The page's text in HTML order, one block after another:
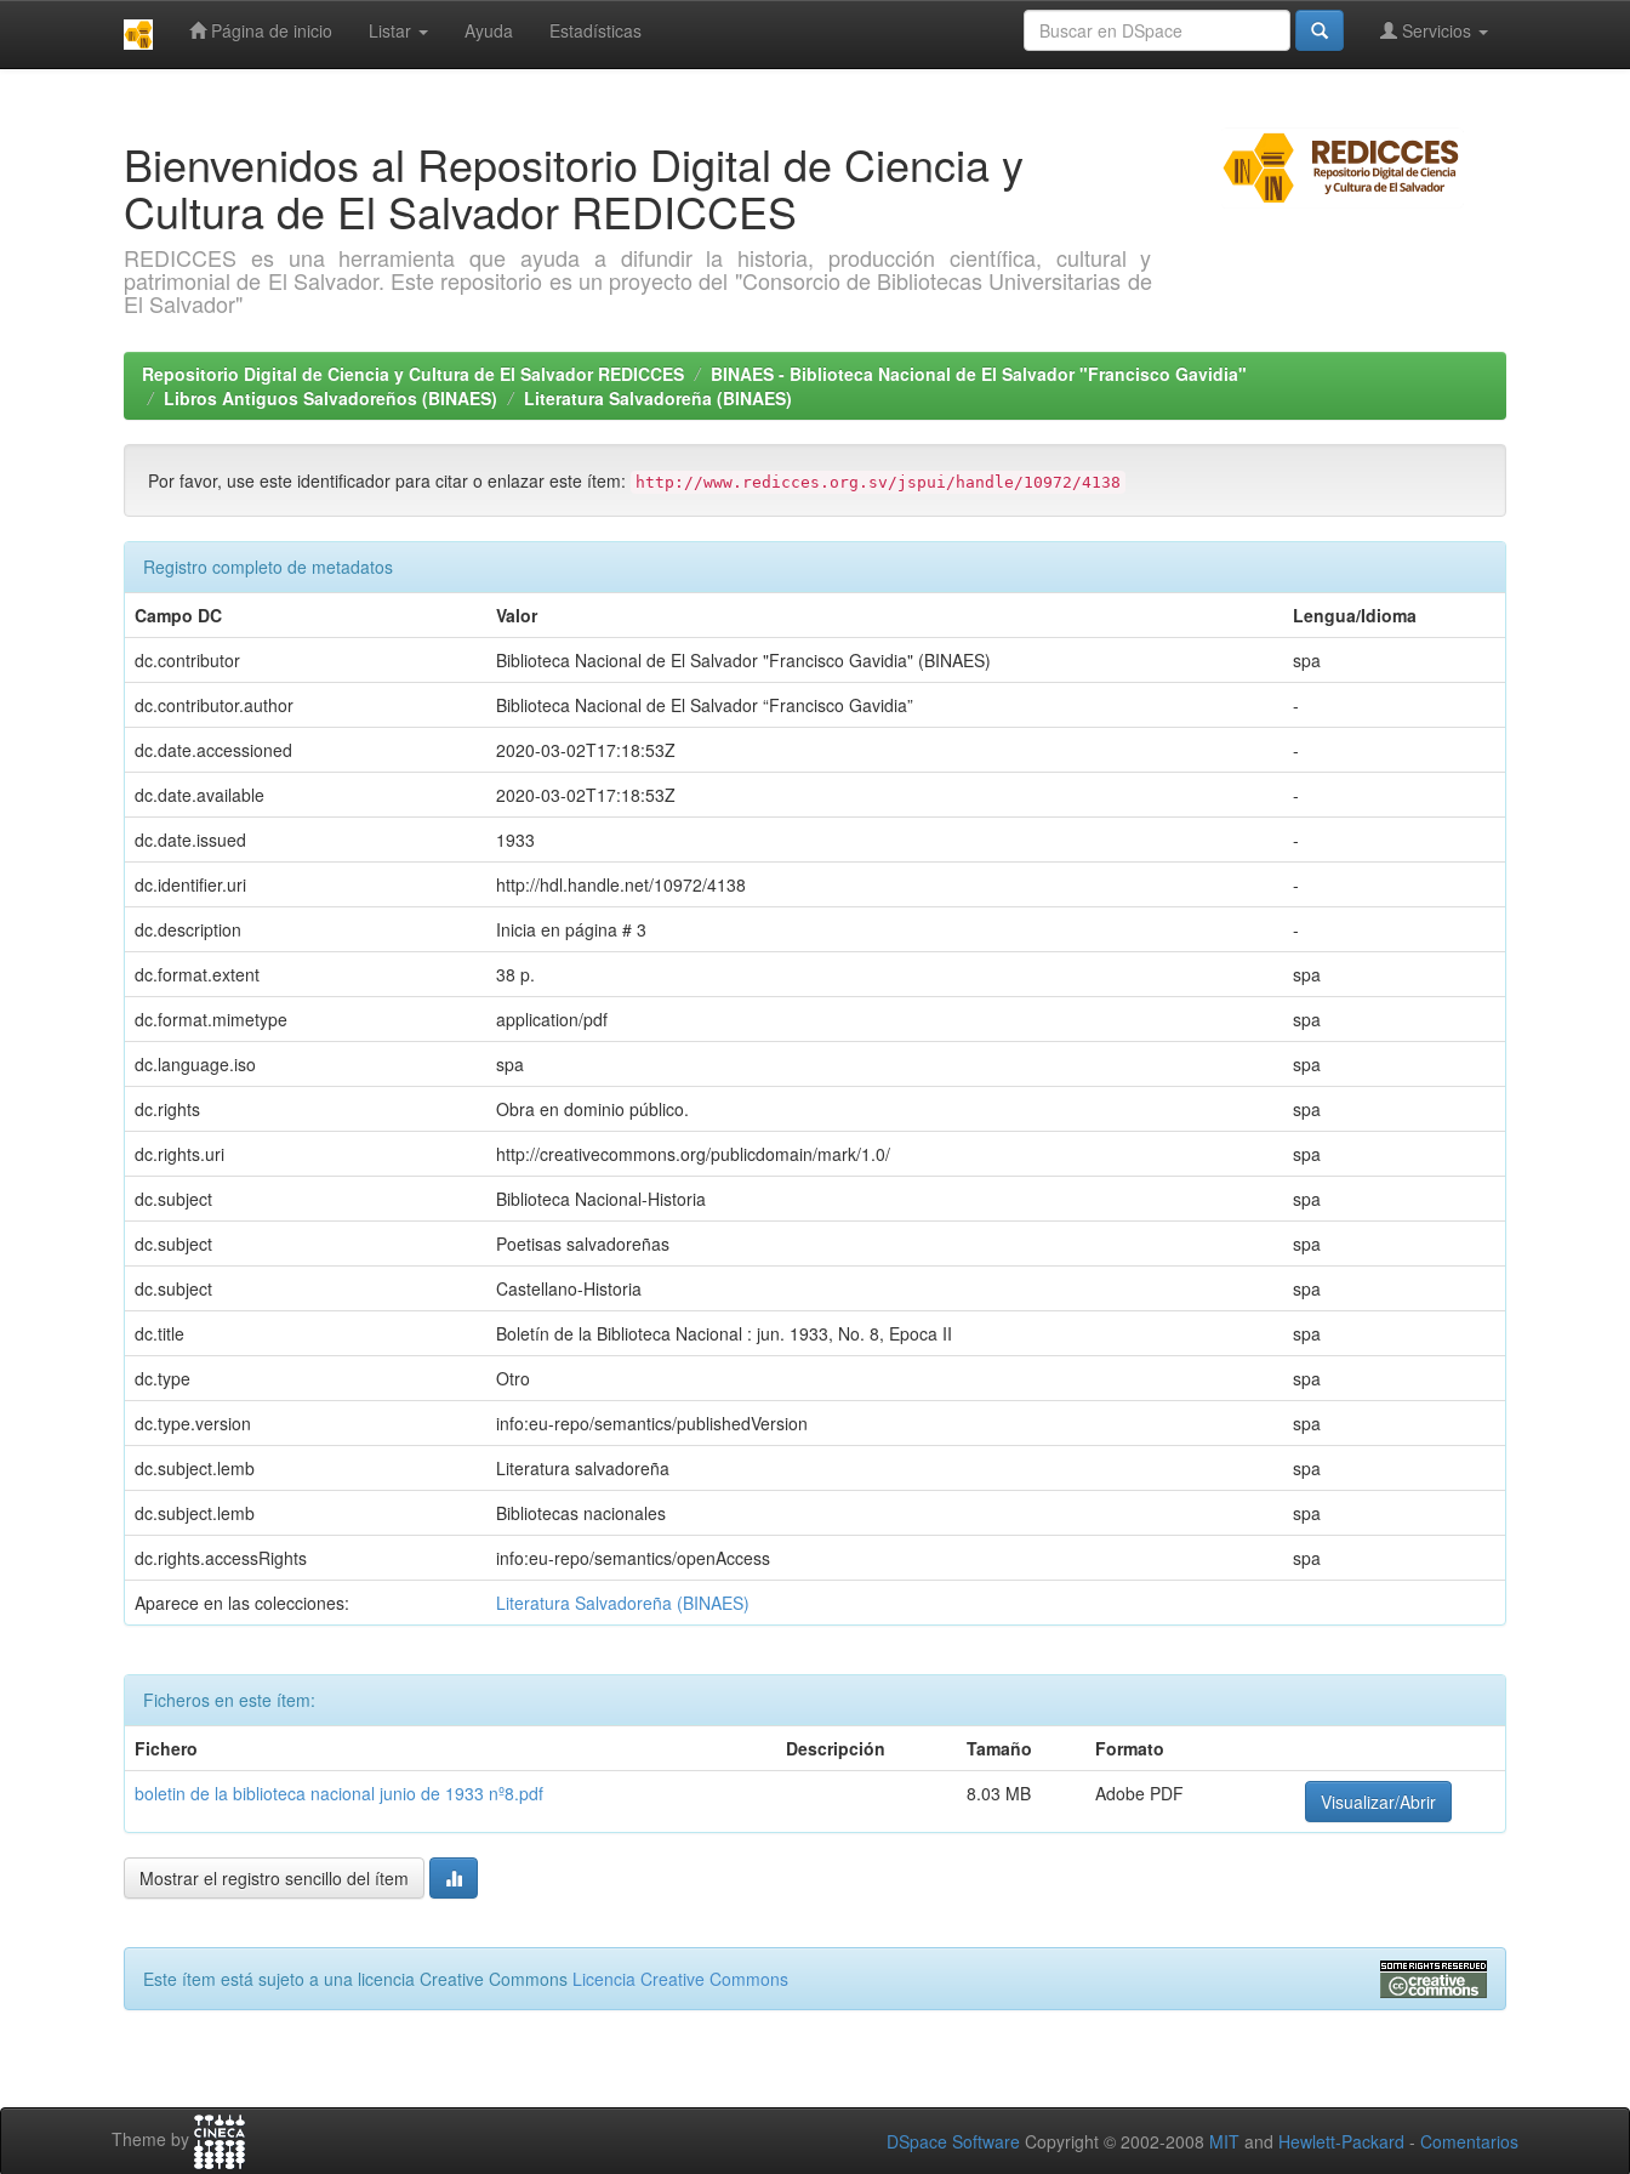
Página de inicio Listar Ayuda Estadísticas Servicios
Bienvenidos al Repositorio Digital de Ciencia y
Cultura de El Salvador REDICCES
REDICCES es una herramienta que ayuda a difundir la historia, producción científica, cultural y
patrimonial de El Salvador. Este repositorio es un proyecto del "Consorcio de Bibliotecas Universitarias de
El Salvador"
Repositorio Digital de Ciencia y Cultura de El Salvador REDICCES
BINAES - Biblioteca Nacional de El Salvador "Francisco Gavidia"
Libros Antiguos Salvadoreños (BINAES)
Literatura Salvadoreña (BINAES)
Por favor, use este identificador para citar o enlazar este ítem: http://www.redicces.org.sv/jspui/handle/10972/4138
Registro completo de metadatos
Campo DC
Valor
Lengua/Idioma
dc.contributor
Biblioteca Nacional de El Salvador "Francisco Gavidia" (BINAES)
spa
dc.contributor.author
Biblioteca Nacional de El Salvador “Francisco Gavidia”
-
dc.date.accessioned
2020-03-02T17:18:53Z
-
dc.date.available
2020-03-02T17:18:53Z
-
dc.date.issued
1933
-
dc.identifier.uri
http://hdl.handle.net/10972/4138
-
dc.description
Inicia en página # 3
-
dc.format.extent
38 p.
spa
dc.format.mimetype
application/pdf
spa
dc.language.iso
spa
spa
dc.rights
Obra en dominio público.
spa
dc.rights.uri
http://creativecommons.org/publicdomain/mark/1.0/
spa
dc.subject
Biblioteca Nacional-Historia
spa
dc.subject
Poetisas salvadoreñas
spa
dc.subject
Castellano-Historia
spa
dc.title
Boletín de la Biblioteca Nacional : jun. 1933, No. 8, Epoca II
spa
dc.type
Otro
spa
dc.type.version
info:eu-repo/semantics/publishedVersion
spa
dc.subject.lemb
Literatura salvadoreña
spa
dc.subject.lemb
Bibliotecas nacionales
spa
dc.rights.accessRights
info:eu-repo/semantics/openAccess
spa
Aparece en las colecciones:
Literatura Salvadoreña (BINAES)
Ficheros en este ítem:
Fichero
Descripción Tamaño
Formato
boletin de la biblioteca nacional junio de 1933 nº8.pdf
8.03 MB Adobe PDF Visualizar/Abrir
Mostrar el registro sencillo del ítem
Este ítem está sujeto a una licencia Creative Commons Licencia Creative Commons
Theme by DSpace Software Copyright © 2002-2008 MIT and Hewlett-Packard - Comentarios